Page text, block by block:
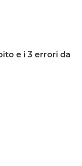
e i 3 errori da